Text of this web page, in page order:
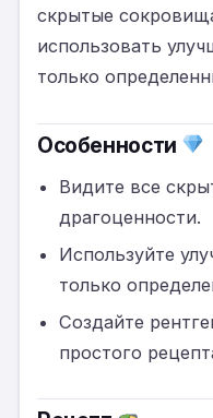
скрытые
использовать
только
Особенности
Видите все
драгоценности.
Используйте
только
Создайте
простого